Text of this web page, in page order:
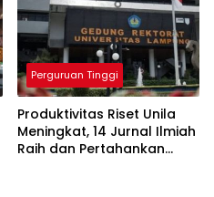
Perguruan Tinggi
Produktivitas Riset Unila
Meningkat, 14 Jurnal Ilmiah
Raih dan Pertahankan